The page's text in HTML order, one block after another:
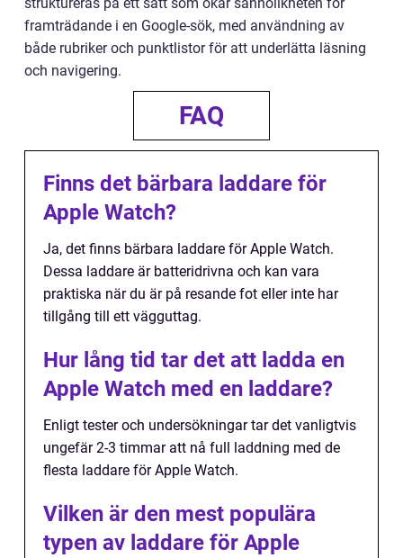
struktureras på ett sätt som ökar sannolikheten för
framträdande i en Google-sök, med användning av
både rubriker och punktlistor för att underlätta läsning
och navigering.
FAQ
Finns det bärbara laddare för
Apple Watch?
Ja, det finns bärbara laddare för Apple Watch.
Dessa laddare är batteridrivna och kan vara
praktiska när du är på resande fot eller inte har
tillgång till ett vägguttag.
Hur lång tid tar det att ladda en
Apple Watch med en laddare?
Enligt tester och undersökningar tar det vanligtvis
ungefär 2-3 timmar att nå full laddning med de
flesta laddare för Apple Watch.
Vilken är den mest populära
typen av laddare för Apple